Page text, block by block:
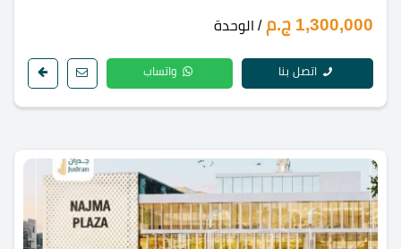
1,300,000 ج.م / الوحدة
اتصل بنا واتساب